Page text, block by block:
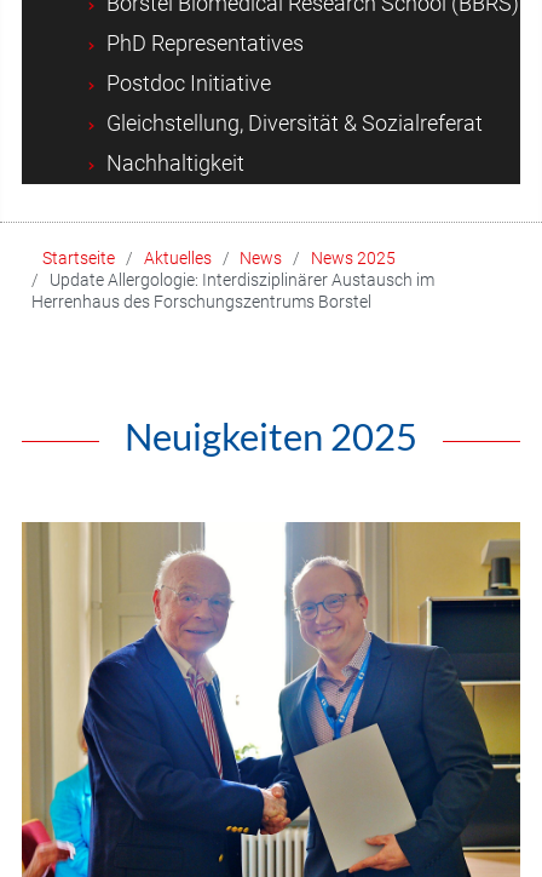
PhD Representatives
Postdoc Initiative
Gleichstellung, Diversität & Sozialreferat
Nachhaltigkeit
Startseite Aktuelles News
News 2025
Update Allergologie: Interdisziplinärer Austausch im
Herrenhaus des Forschungszentrums Borstel
Neuigkeiten 2025